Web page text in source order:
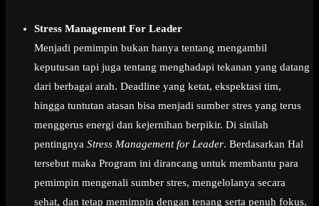
Stress Management For Leader
Menjadi pemimpin bukan hanya tentang mengambil
keputusan tapi juga tentang menghadapi tekanan yang datang
dari berbagai arah. Deadline yang ketat, ekspektasi tim,
hingga tuntutan atasan bisa menjadi sumber stres yang terus
menggerus energi dan kejernihan berpikir. Di sinilah
pentingnya Stress Management for Leader. Berdasarkan Hal
tersebut maka Program ini dirancang untuk membantu para
pemimpin mengenali sumber stres, mengelolanya secara
sehat, dan tetap memimpin dengan tenang serta penuh fokus.